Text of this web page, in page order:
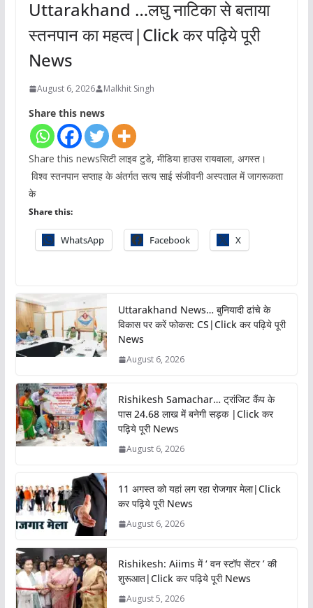
Uttarakhand …लघु नाटिका से बताया
स्तनपान का महत्व|Click कर पढ़िये पूरी
News
August 6, 2026 Malkhit Singh
Share this news
Share this newsसिटी लाइव टुडे, मीडिया हाउस रायवाला, अगस्त।
विश्व स्तनपान सप्ताह के अंतर्गत सत्य साई संजीवनी अस्पताल में जागरूकता
के
Share this:
WhatsApp Facebook X
Uttarakhand News… बुनियादी ढांचे के
विकास पर करें फोकस: CS|Click कर पढ़िये पूरी
News
August 6, 2026
Rishikesh Samachar… ट्रांजिट कैंप के
पास 24.68 लाख में बनेगी सड़क |Click कर
पढ़िये पूरी News
August 6, 2026
11 अगस्त को यहां लग रहा रोजगार मेला|Click
कर पढ़िये पूरी News
August 6, 2026
Rishikesh: Aiims में ‘ वन स्टॉप सेंटर ’ की
शुरूआत|Click कर पढ़िये पूरी News
August 5, 2026